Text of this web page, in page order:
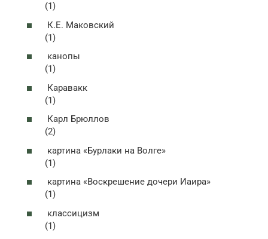
(1)
К.Е. Маковский
(1)
канопы
(1)
Каравакк
(1)
Карл Брюллов
(2)
картина «Бурлаки на Волге»
(1)
картина «Воскрешение дочери Иаира»
(1)
классицизм
(1)